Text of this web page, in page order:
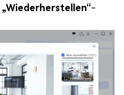
„Wiederherstellen“-